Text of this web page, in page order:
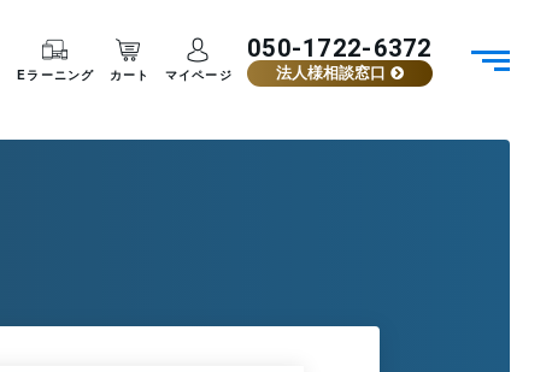
Eラーニング カート マイページ
050-1722-6372
法人様相談窓口